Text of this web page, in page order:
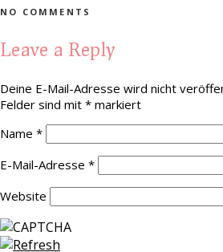
NO COMMENTS
Leave a Reply
Deine E-Mail-Adresse wird nicht
Felder sind mit * markiert
Name *
E-Mail-Adresse *
Website